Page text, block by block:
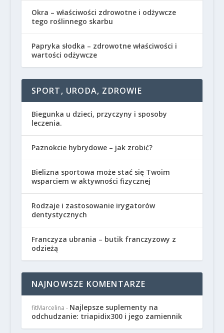
Okra – właściwości zdrowotne i odżywcze
tego roślinnego skarbu
Papryka słodka – zdrowotne właściwości i
wartości odżywcze
SPORT, URODA, ZDROWIE
Biegunka u dzieci, przyczyny i sposoby
leczenia.
Paznokcie hybrydowe – jak zrobić?
Bielizna sportowa może stać się Twoim
wsparciem w aktywności fizycznej
Rodzaje i zastosowanie irygatorów
dentystycznych
Franczyza ubrania – butik franczyzowy z
odzieżą
NAJNOWSZE KOMENTARZE
fitMarcelina - Najlepsze suplementy na
odchudzanie: triapidix300 i jego zamiennik